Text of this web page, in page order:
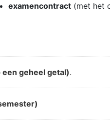
examencontract (met het
geheel getal).